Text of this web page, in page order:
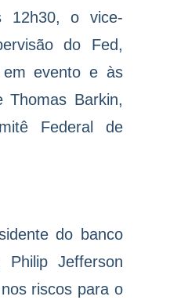
12h30, o vice-
do Fed,
evento e às
Barkin,
Federal de
do banco
Philip Jefferson
riscos para o